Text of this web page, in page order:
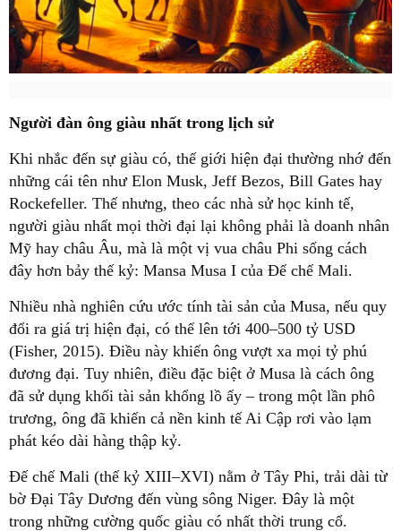
Người đàn ông giàu nhất trong lịch sử
Khi nhắc đến sự giàu có, thế giới hiện đại thường nhớ đến
những cái tên như Elon Musk, Jeff Bezos, Bill Gates hay
Rockefeller. Thế nhưng, theo các nhà sử học kinh tế,
người giàu nhất mọi thời đại lại không phải là doanh nhân
Mỹ hay châu Âu, mà là một vị vua châu Phi sống cách
đây hơn bảy thế kỷ: Mansa Musa I của Đế chế Mali.
Nhiều nhà nghiên cứu ước tính tài sản của Musa, nếu quy
đổi ra giá trị hiện đại, có thể lên tới 400–500 tỷ USD
(Fisher, 2015). Điều này khiến ông vượt xa mọi tỷ phú
đương đại. Tuy nhiên, điều đặc biệt ở Musa là cách ông
đã sử dụng khối tài sản khổng lồ ấy – trong một lần phô
trương, ông đã khiến cả nền kinh tế Ai Cập rơi vào lạm
phát kéo dài hàng thập kỷ.
Đế chế Mali (thế kỷ XIII–XVI) nằm ở Tây Phi, trải dài từ
bờ Đại Tây Dương đến vùng sông Niger. Đây là một
trong những cường quốc giàu có nhất thời trung cổ.